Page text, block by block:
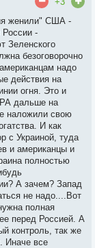
женили" США -
России -
Зеленского
безоговорочно
надо
действия на
огня. Это и
дальше на
наложили свою
И как
с Украиной, туда
и американцы и
полностью
А зачем? Запад
не надо....Вот
полная
перед Россией. А
контроль, так же
Иначе все